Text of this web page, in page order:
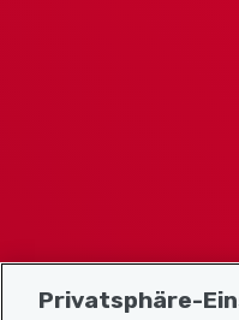
Privatsphäre-